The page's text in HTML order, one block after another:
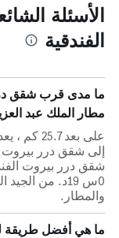
الأسئلة
الفندقية
ما مدى قرب شقق
مطار الملك عبد
على بعد
إلى شقق درر بيروت
شقق درر بيروت
0س 19د. من
والمطار.
ما هي أفضل طريقة